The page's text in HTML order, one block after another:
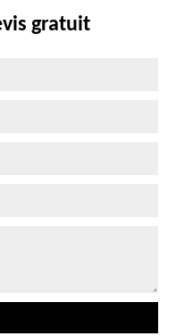
gratuit